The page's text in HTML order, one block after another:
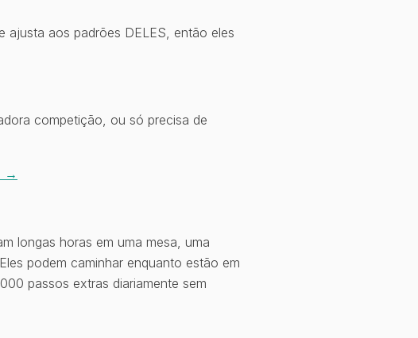
ajusta aos padrões DELES, então eles
competição, ou só precisa de
→
longas horas em uma mesa, uma
podem caminhar enquanto estão em
passos extras diariamente sem